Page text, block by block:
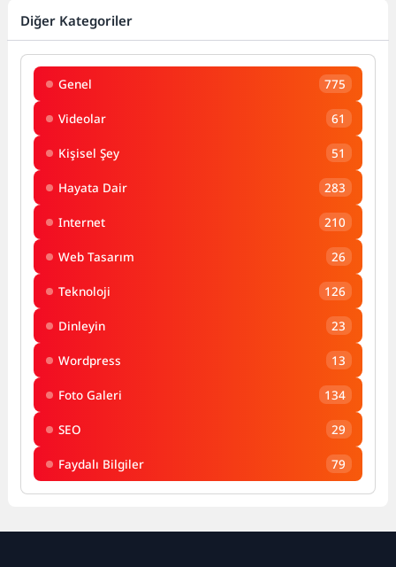
kaldırıp konuşanlar,...
Diğer Kategoriler
Genel 775
Videolar 61
Kişisel Şey 51
Hayata Dair 283
Internet 210
Web Tasarım 26
Teknoloji 126
Dinleyin 23
Wordpress 13
Foto Galeri 134
SEO 29
Faydalı Bilgiler 79